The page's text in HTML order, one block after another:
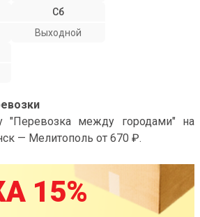
Сб
Выходной
"Перевозка между городами" на
— Мелитополь от 670 ₽.
15%